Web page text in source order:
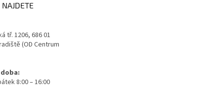
tř. 1206, 686 01
(OD Centrum
8:00 – 16:00